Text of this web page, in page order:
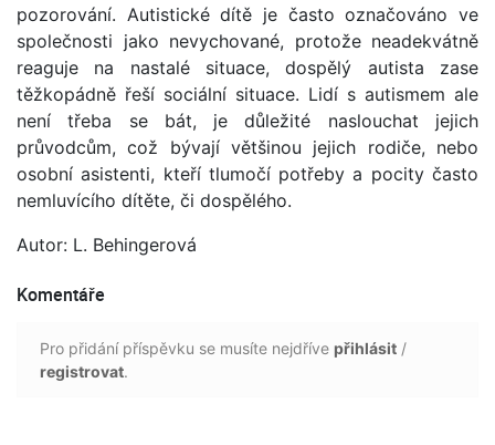
pozorování. Autistické dítě je často označováno ve
společnosti jako nevychované, protože neadekvátně
reaguje na nastalé situace, dospělý autista zase
těžkopádně řeší sociální situace. Lidí s autismem ale
není třeba se bát, je důležité naslouchat jejich
průvodcům, což bývají většinou jejich rodiče, nebo
osobní asistenti, kteří tlumočí potřeby a pocity často
nemluvícího dítěte, či dospělého.
Autor: L. Behingerová
Komentáře
Pro přidání příspěvku se musíte nejdříve přihlásit /
registrovat.